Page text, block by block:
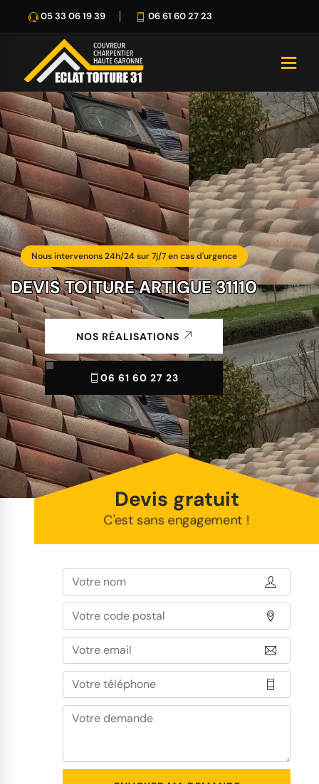
05 33 06 19 39 06 61 60 27 23
Nous intervenons 24h/24 sur 7j/7 en cas d'urgence
DEVIS TOITURE ARTIGUE 31110
NOS RÉALISATIONS
06 61 60 27 23
Devis gratuit
C'est sans engagement !